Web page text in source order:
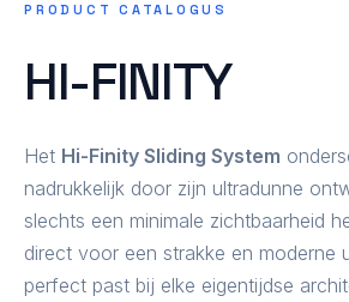
PRODUCT CATALOGUS
HI-FINITY
Het Hi-Finity Sliding System
nadrukkelijk door zijn ultradunne
slechts een minimale zichtbaarheid
direct voor een strakke en moderne
perfect past bij elke eigentijdse